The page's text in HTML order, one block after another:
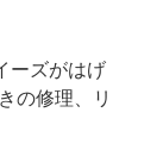
ーズがはげ
の修理、リ